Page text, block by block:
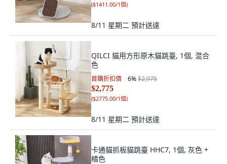
($1411.00/1個)
8/11 星期二 預計送達
QILCI 貓用方形原木貓跳臺, 1個, 混合
色
首購折扣價 6%$2,975
$2,775
($2775.00/1個)
8/11 星期二 預計送達
卡通貓抓板貓跳臺 HHC7, 1個, 灰色 +
橘色